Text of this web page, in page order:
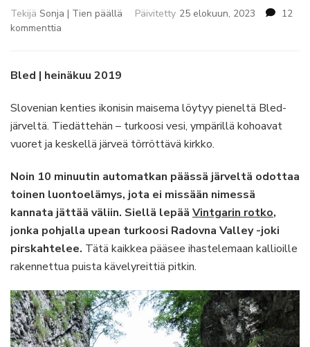
Tekijä Sonja | Tien päällä Päivitetty 25 elokuun, 2023
12
kommenttia
Bled-
jätä
väliin
Vintgarin
Bled | heinäkuu 2019
Slovenian kenties ikonisin maisema löytyy pieneltä Bled-
järveltä. Tiedättehän – turkoosi vesi, ympärillä kohoavat
vuoret ja keskellä järveä törröttävä kirkko.
Noin 10 minuutin automatkan päässä järveltä odottaa
toinen luontoelämys, jota ei missään nimessä
kannata jättää väliin. Siellä lepää Vintgarin rotko,
jonka pohjalla upean turkoosi Radovna Valley -joki
pirskahtelee. Tätä kaikkea pääsee ihastelemaan kallioille
rakennettua puista kävelyreittiä pitkin.